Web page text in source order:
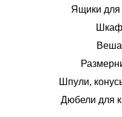
Ящики для
Шпули,
Дюбели для